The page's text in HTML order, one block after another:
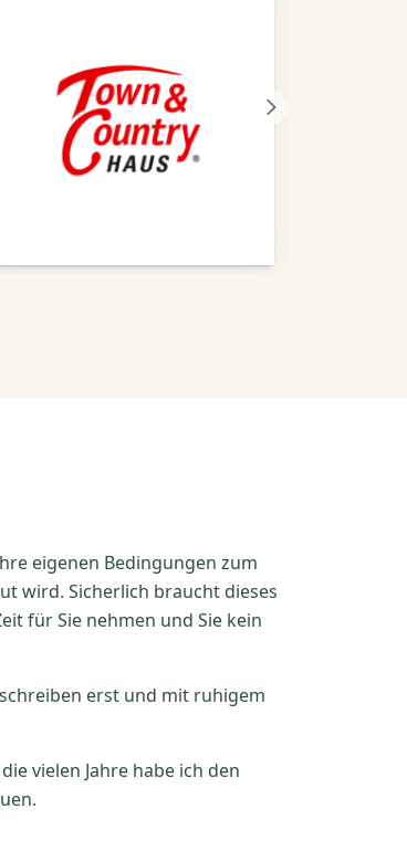
eigenen Bedingungen zum
wird. Sicherlich braucht dieses
für Sie nehmen und Sie kein
erst und mit ruhigem
vielen Jahre habe ich den